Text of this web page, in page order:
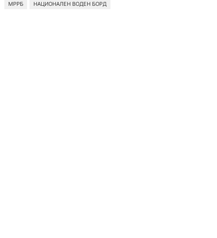
МРРБ
НАЦИОНАЛЕН ВОДЕН БОРД